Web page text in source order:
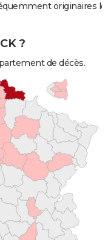
originaires
?
de décès.